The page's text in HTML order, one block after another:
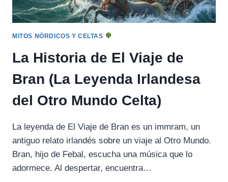
MITOS NÓRDICOS Y CELTAS
La Historia de El Viaje de
Bran (La Leyenda Irlandesa
del Otro Mundo Celta)
La leyenda de El Viaje de Bran es un immram, un
antiguo relato irlandés sobre un viaje al Otro Mundo.
Bran, hijo de Febal, escucha una música que lo
adormece. Al despertar, encuentra…